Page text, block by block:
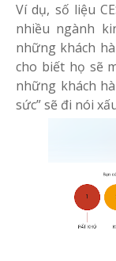
Ví dụ, số liệu
nhiều ngành
những khách
cho biết họ sẽ
những khách
sức” sẽ đi nói